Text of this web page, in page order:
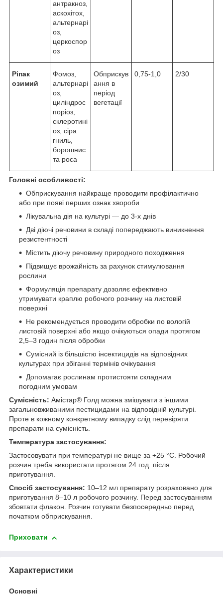
антракноз,
аскохітох,
альтернарі
оз,
церкоспор
оз
Ріпак
озимий
Фомоз,
альтернарі
оз,
циліндрос
поріоз,
склеротині
оз, сіра
гниль,
борошнис
та роса
Обприскув
ання в
період
вегетації
0,75-1,0 2/30
Головні особливості:
Обприскування найкраще проводити профілактично
або при появі перших ознак хвороби
Лікувальна дія на культурі — до 3-х днів
Дві діючі речовини в складі попереджають виникнення
резистентності
Містить діючу речовину природного походження
Підвищує врожайність за рахунок стимулювання
рослини
Формуляція препарату дозоляє ефективно
утримувати краплю робочого розчину на листовій
поверхні
Не рекомендується проводити обробки по вологій
листовій поверхні або якщо очікуються опади протягом
2,5–3 годин після обробки
Сумісний із більшістю інсектицидів на відповідних
культурах при збіганні термінів очікування
Допомагає рослинам протистояти складним
погодним умовам
Сумісність: Амістар® Голд можна змішувати з іншими
загальновживаними пестицидами на відповідній культурі.
Проте в кожному конкретному випадку слід перевіряти
препарати на сумісність.
Температура застосування:
Застосовувати при температурі не вище за +25 °С. Робочий
розчин треба використати протягом 24 год. після
приготування.
Спосіб застосування: 10–12 мл препарату розраховано для
приготування 8–10 л робочого розчину. Перед застосуванням
збовтати флакон. Розчин готувати безпосередньо перед
початком обприскування.
Приховати
Характеристики
Основні